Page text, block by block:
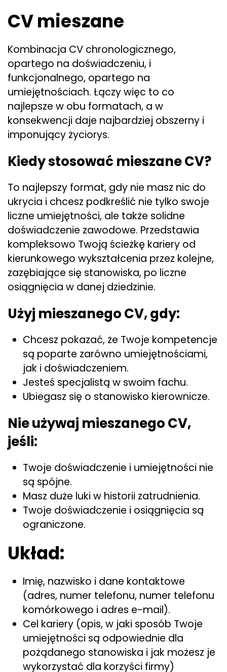
CV mieszane
Kombinacja CV chronologicznego,
opartego na doświadczeniu, i
funkcjonalnego, opartego na
umiejętnościach. Łączy więc to co
najlepsze w obu formatach, a w
konsekwencji daje najbardziej obszerny i
imponujący życiorys.
Kiedy stosować mieszane CV?
To najlepszy format, gdy nie masz nic do
ukrycia i chcesz podkreślić nie tylko swoje
liczne umiejętności, ale także solidne
doświadczenie zawodowe. Przedstawia
kompleksowo Twoją ścieżkę kariery od
kierunkowego wykształcenia przez kolejne,
zazębiające się stanowiska, po liczne
osiągnięcia w danej dziedzinie.
Użyj mieszanego CV, gdy:
Chcesz pokazać, że Twoje kompetencje
są poparte zarówno umiejętnościami,
jak i doświadczeniem.
Jesteś specjalistą w swoim fachu.
Ubiegasz się o stanowisko kierownicze.
Nie używaj mieszanego CV,
jeśli:
Twoje doświadczenie i umiejętności nie
są spójne.
Masz duże luki w historii zatrudnienia.
Twoje doświadczenie i osiągnięcia są
ograniczone.
Układ:
Imię, nazwisko i dane kontaktowe
(adres, numer telefonu, numer telefonu
komórkowego i adres e-mail).
Cel kariery (opis, w jaki sposób Twoje
umiejętności są odpowiednie dla
pożądanego stanowiska i jak możesz je
wykorzystać dla korzyści firmy)